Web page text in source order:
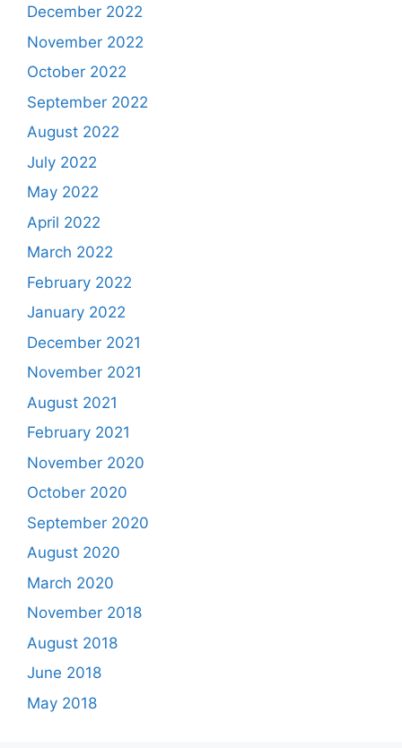
December 2022
November 2022
October 2022
September 2022
August 2022
July 2022
May 2022
April 2022
March 2022
February 2022
January 2022
December 2021
November 2021
August 2021
February 2021
November 2020
October 2020
September 2020
August 2020
March 2020
November 2018
August 2018
June 2018
May 2018